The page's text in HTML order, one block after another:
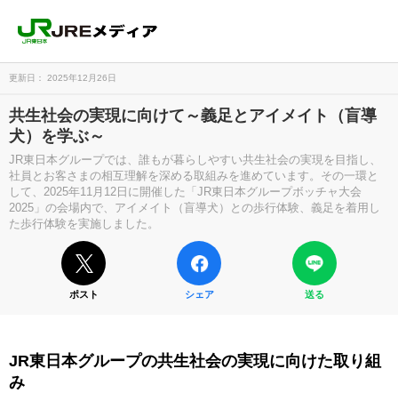
更新日： 2025年12月26日
共生社会の実現に向けて～義足とアイメイト（盲導
犬）を学ぶ～
JR東日本グループでは、誰もが暮らしやすい共生社会の実現を目指し、
社員とお客さまの相互理解を深める取組みを進めています。その一環と
して、2025年11月12日に開催した「JR東日本グループボッチャ大会
2025」の会場内で、アイメイト（盲導犬）との歩行体験、義足を着用し
た歩行体験を実施しました。
ポスト シェア 送る
JR東日本グループの共生社会の実現に向けた取り組
み